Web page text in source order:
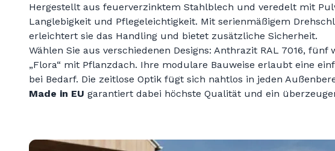
Hergestellt aus feuerverzinktem Stahlblech und veredelt mit
Langlebigkeit und Pflegeleichtigkeit. Mit serienmäßigem
erleichtert sie das Handling und bietet zusätzliche Sicherheit.
Wählen Sie aus verschiedenen Designs: Anthrazit RAL 7016, fünf
„Flora“ mit Pflanzdach. Ihre modulare Bauweise erlaubt eine
bei Bedarf. Die zeitlose Optik fügt sich nahtlos in jeden
Made in EU garantiert dabei höchste Qualität und ein